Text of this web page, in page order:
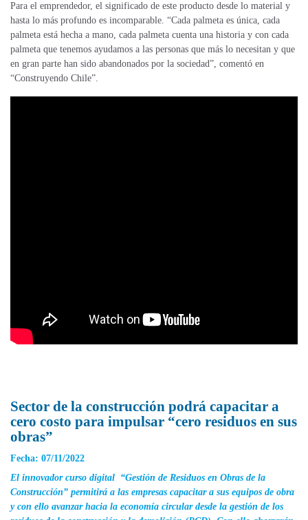
Para el emprendedor, el significado de este producto desde lo material y
hasta lo más profundo es incomparable. “Cada palmeta es única, cada
palmeta está hecha a mano, cada palmeta cuenta una historia y con cada
palmeta que tenemos ayudamos a las personas que más lo necesitan y que
en gran parte han sido abandonados por la sociedad”, comentó en
“Construyendo Chile”.
Sector de la construcción podrá capacitar a
cero costo para impulsar “cero residuos en sus
obras”
Fecha: 07/11/2022
El innovador curso digital “Gestión de Residuos en Obras de la
Construcción” permitirá a las empresas capacitar a sus equipos de obra
y con ello avanzar hacia la economía circular desde la gestión de los